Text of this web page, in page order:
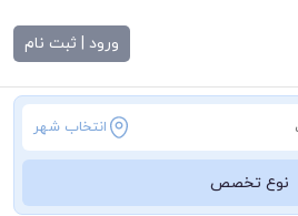
ورود | ثبت نام
انتخاب شهر
نوع تخصص